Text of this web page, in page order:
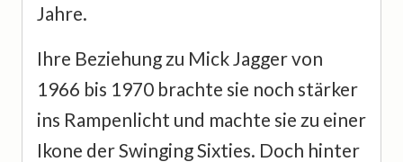
Jahre.
Ihre Beziehung zu Mick Jagger von
1966 bis 1970 brachte sie noch stärker
ins Rampenlicht und machte sie zu einer
Ikone der Swinging Sixties. Doch hinter